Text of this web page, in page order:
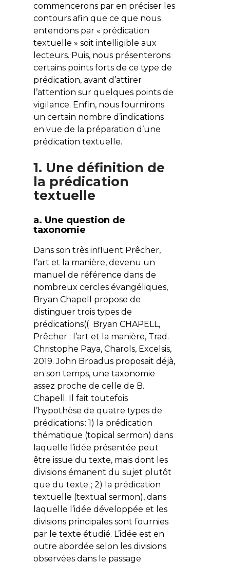
commencerons par en préciser les
contours afin que ce que nous
entendons par « prédication
textuelle » soit intelligible aux
lecteurs. Puis, nous présenterons
certains points forts de ce type de
prédication, avant d’attirer
l’attention sur quelques points de
vigilance. Enfin, nous fournirons
un certain nombre d’indications
en vue de la préparation d’une
prédication textuelle.
1. Une définition de
la prédication
textuelle
a. Une question de
taxonomie
Dans son très influent Prêcher,
l’art et la manière, devenu un
manuel de référence dans de
nombreux cercles évangéliques,
Bryan Chapell propose de
distinguer trois types de
prédications(( Bryan CHAPELL,
Prêcher : l’art et la manière, Trad.
Christophe Paya, Charols, Excelsis,
2019. John Broadus proposait déjà,
en son temps, une taxonomie
assez proche de celle de B.
Chapell. Il fait toutefois
l’hypothèse de quatre types de
prédications : 1) la prédication
thématique (topical sermon) dans
laquelle l’idée présentée peut
être issue du texte, mais dont les
divisions émanent du sujet plutôt
que du texte. ; 2) la prédication
textuelle (textual sermon), dans
laquelle l’idée développée et les
divisions principales sont fournies
par le texte étudié. L’idée est en
outre abordée selon les divisions
observées dans le passage